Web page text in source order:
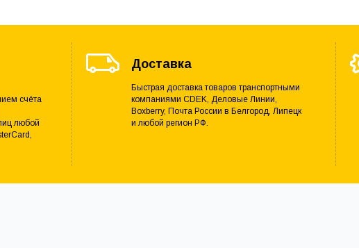
счёта
любой
Доставка
Быстрая доставка товаров транспортными
компаниями CDEK, Деловые Линии,
Boxberry, Почта России в Белгород, Липецк
и любой регион РФ.